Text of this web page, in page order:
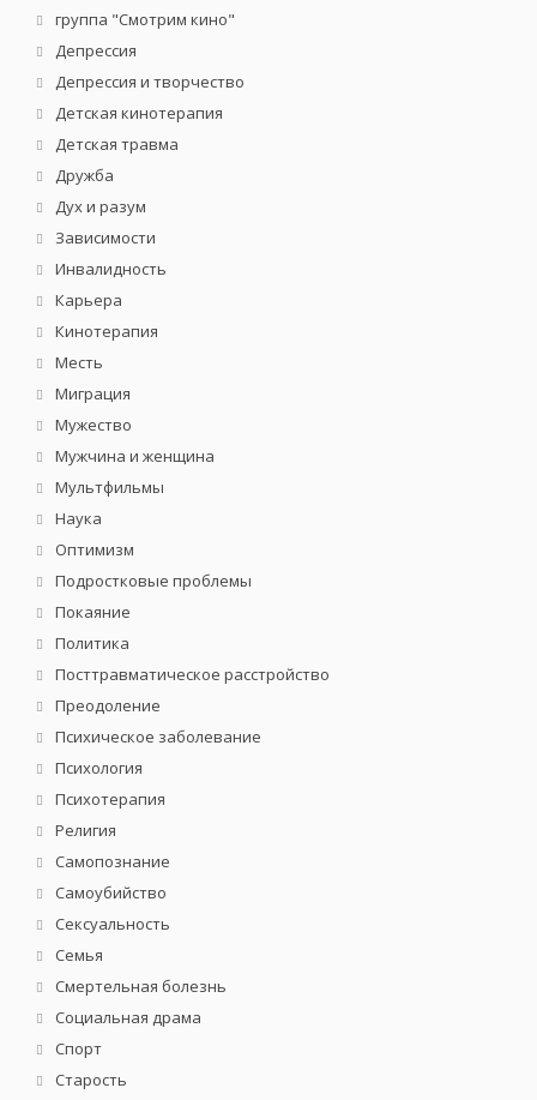
группа "Смотрим кино"
Депрессия
Депрессия и творчество
Детская кинотерапия
Детская травма
Дружба
Дух и разум
Зависимости
Инвалидность
Карьера
Кинотерапия
Месть
Миграция
Мужество
Мужчина и женщина
Мультфильмы
Наука
Оптимизм
Подростковые проблемы
Покаяние
Политика
Посттравматическое расстройство
Преодоление
Психическое заболевание
Психология
Психотерапия
Религия
Самопознание
Самоубийство
Сексуальность
Семья
Смертельная болезнь
Социальная драма
Спорт
Старость